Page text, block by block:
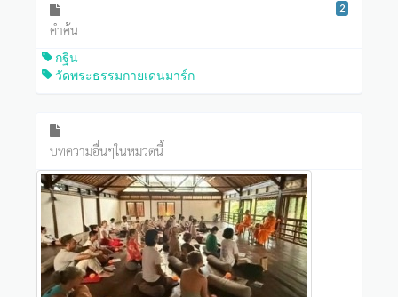
คำค้น
2
กฐิน
วัดพระธรรมกายเดนมาร์ก
บทความอื่นๆในหมวดนี้